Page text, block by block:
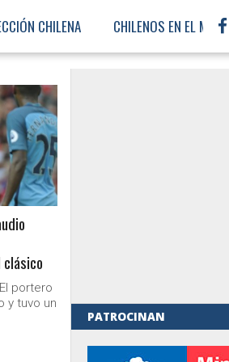
CHILENA CHILENOS EN EL MUNDO
portero
y tuvo un
PATROCINAN